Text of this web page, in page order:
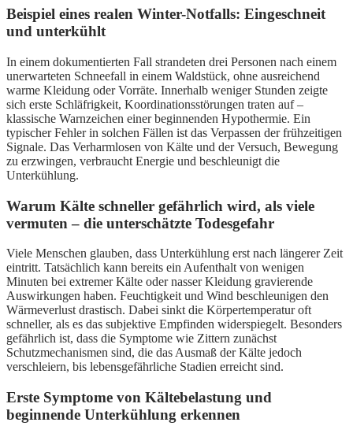
Beispiel eines realen Winter-Notfalls: Eingeschneit
und unterkühlt
In einem dokumentierten Fall strandeten drei Personen nach einem
unerwarteten Schneefall in einem Waldstück, ohne ausreichend
warme Kleidung oder Vorräte. Innerhalb weniger Stunden zeigte
sich erste Schläfrigkeit, Koordinationsstörungen traten auf –
klassische Warnzeichen einer beginnenden Hypothermie. Ein
typischer Fehler in solchen Fällen ist das Verpassen der frühzeitigen
Signale. Das Verharmlosen von Kälte und der Versuch, Bewegung
zu erzwingen, verbraucht Energie und beschleunigt die
Unterkühlung.
Warum Kälte schneller gefährlich wird, als viele
vermuten – die unterschätzte Todesgefahr
Viele Menschen glauben, dass Unterkühlung erst nach längerer Zeit
eintritt. Tatsächlich kann bereits ein Aufenthalt von wenigen
Minuten bei extremer Kälte oder nasser Kleidung gravierende
Auswirkungen haben. Feuchtigkeit und Wind beschleunigen den
Wärmeverlust drastisch. Dabei sinkt die Körpertemperatur oft
schneller, als es das subjektive Empfinden widerspiegelt. Besonders
gefährlich ist, dass die Symptome wie Zittern zunächst
Schutzmechanismen sind, die das Ausmaß der Kälte jedoch
verschleiern, bis lebensgefährliche Stadien erreicht sind.
Erste Symptome von Kältebelastung und
beginnende Unterkühlung erkennen